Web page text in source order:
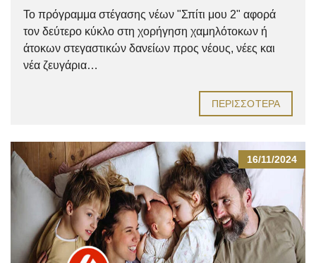
Το πρόγραμμα στέγασης νέων "Σπίτι μου 2" αφορά
τον δεύτερο κύκλο στη χορήγηση χαμηλότοκων ή
άτοκων στεγαστικών δανείων προς νέους, νέες και
νέα ζευγάρια…
ΠΕΡΙΣΣΌΤΕΡΑ
16/11/2024